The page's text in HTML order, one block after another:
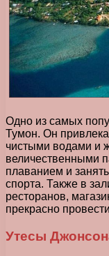
Одно из самых
Тумон. Он
чистыми водами и
величественными
плаванием и
спорта. Также в
ресторанов,
прекрасно
Утесы